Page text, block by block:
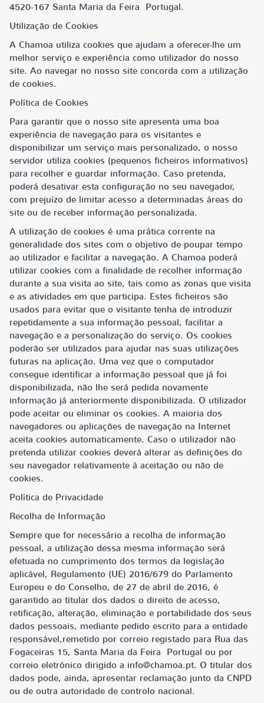
4520-167 Santa Maria da Feira Portugal.
Utilização de Cookies
A Chamoa utiliza cookies que ajudam a oferecer-lhe um
melhor serviço e experiência como utilizador do nosso
site. Ao navegar no nosso site concorda com a utilização
de cookies.
Política de Cookies
Para garantir que o nosso site apresenta uma boa
experiência de navegação para os visitantes e
disponibilizar um serviço mais personalizado, o nosso
servidor utiliza cookies (pequenos ficheiros informativos)
para recolher e guardar informação. Caso pretenda,
poderá desativar esta configuração no seu navegador,
com prejuízo de limitar acesso a determinadas áreas do
site ou de receber informação personalizada.
A utilização de cookies é uma prática corrente na
generalidade dos sites com o objetivo de poupar tempo
ao utilizador e facilitar a navegação. A Chamoa poderá
utilizar cookies com a finalidade de recolher informação
durante a sua visita ao site, tais como as zonas que visita
e as atividades em que participa. Estes ficheiros são
usados para evitar que o visitante tenha de introduzir
repetidamente a sua informação pessoal, facilitar a
navegação e a personalização do serviço. Os cookies
poderão ser utilizados para ajudar nas suas utilizações
futuras na aplicação. Uma vez que o computador
consegue identificar a informação pessoal que já foi
disponibilizada, não lhe será pedida novamente
informação já anteriormente disponibilizada. O utilizador
pode aceitar ou eliminar os cookies. A maioria dos
navegadores ou aplicações de navegação na Internet
aceita cookies automaticamente. Caso o utilizador não
pretenda utilizar cookies deverá alterar as definições do
seu navegador relativamente à aceitação ou não de
cookies.
Política de Privacidade
Recolha de Informação
Sempre que for necessário a recolha de informação
pessoal, a utilização dessa mesma informação será
efetuada no cumprimento dos termos da legislação
aplicável, Regulamento (UE) 2016/679 do Parlamento
Europeu e do Conselho, de 27 de abril de 2016, é
garantido ao titular dos dados o direito de acesso,
retificação, alteração, eliminação e portabilidade dos seus
dados pessoais, mediante pedido escrito para a entidade
responsável,remetido por correio registado para Rua das
Fogaceiras 15, Santa Maria da Feira Portugal ou por
correio eletrónico dirigido a info@chamoa.pt. O titular dos
dados pode, ainda, apresentar reclamação junto da CNPD
ou de outra autoridade de controlo nacional.